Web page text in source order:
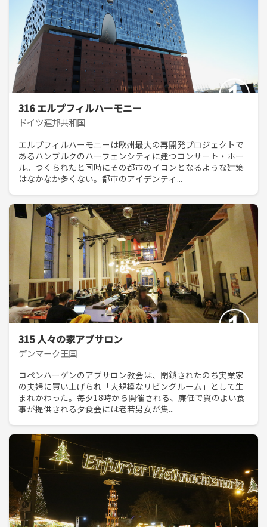
316 エルプフィルハーモニー
ドイツ連邦共和国
エルプフィルハーモニーは欧州最大の再開発プロジェクトで
あるハンブルクのハーフェンシティに建つコンサート・ホー
ル。つくられたと同時にその都市のイコンとなるような建築
はなかなか多くない。都市のアイデンティ...
315 人々の家アブサロン
デンマーク王国
コペンハーゲンのアブサロン教会は、閉鎖されたのち実業家
の夫婦に買い上げられ「大規模なリビングルーム」として生
まれかわった。毎夕18時から開催される、廉価で質のよい食
事が提供される夕食会には老若男女が集...